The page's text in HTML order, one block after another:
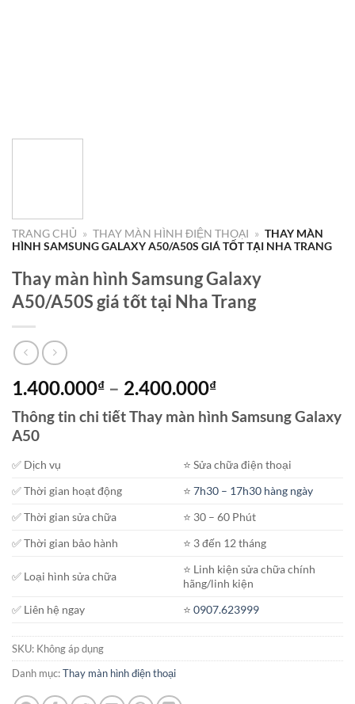
TRANG CHỦ » THAY MÀN HÌNH ĐIỆN THOẠI » THAY MÀN
HÌNH SAMSUNG GALAXY A50/A50S GIÁ TỐT TẠI NHA TRANG
Thay màn hình Samsung Galaxy
A50/A50S giá tốt tại Nha Trang
1.400.000₫ – 2.400.000₫Khoảng
giá:
từ
đến
2.400.000₫
Thông tin chi tiết Thay màn hình Samsung Galaxy
A50
✅ Dịch vụ
⭐️ Sửa chữa điện thoại
✅ Thời gian hoạt động
⭐️7h30 – 17h30 hàng ngày
✅ Thời gian sửa chữa
⭐️ 30 – 60 Phút
✅ Thời gian bảo hành
⭐️ 3 đến 12 tháng
✅ Loại hình sửa chữa
⭐️ Linh kiện sửa chữa chính
hãng/linh kiện
✅ Liên hệ ngay
⭐️0907.623999
SKU: Không áp dụng
Danh mục:Thay màn hình điện thoại